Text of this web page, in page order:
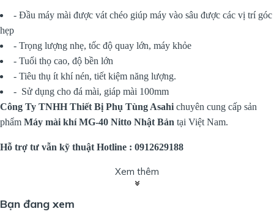
- Đầu máy mài được vát chéo giúp máy vào sâu được các vị trí góc
hẹp
- Trọng lượng nhẹ, tốc độ quay lớn, máy khỏe
- Tuổi thọ cao, độ bền lớn
- Tiêu thụ ít khí nén, tiết kiệm năng lượng.
- Sử dụng cho đá mài, giáp mài 100mm
Công Ty TNHH Thiết Bị Phụ Tùng Asahi chuyên cung cấp sản
phẩm Máy mài khí MG-40 Nitto Nhật Bản tại Việt Nam.
Hỗ trợ tư vẫn kỹ thuật Hotline : 0912629188
Xem thêm
Bạn đang xem